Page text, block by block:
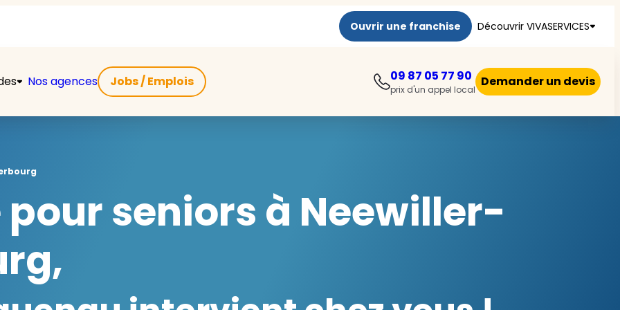
Ouvrir une franchise Découvrir VIVASERVICES
Nos agences Jobs / Emplois 09 87 05 77 90
prix d'un appel local
Demander un devis
seniors à Neewiller-